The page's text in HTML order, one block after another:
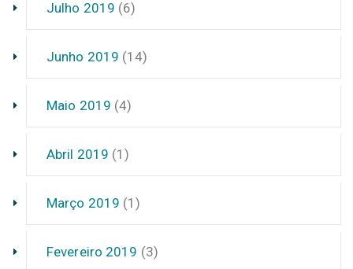
Julho 2019 (6)
Junho 2019 (14)
Maio 2019 (4)
Abril 2019 (1)
Março 2019 (1)
Fevereiro 2019 (3)